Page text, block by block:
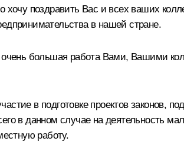
хочу поздравить Вас и всех ваших
в нашей стране.
большая работа Вами, Вашими
в подготовке проектов законов,
в данном случае на деятельность
работу.